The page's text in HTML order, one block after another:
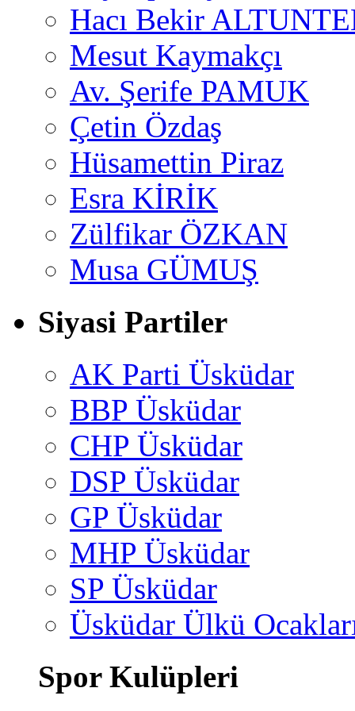
Hacı Bekir
Mesut Kaymakçı
Av. Şerife PAMUK
Çetin Özdaş
Hüsamettin Piraz
Esra KİRİK
Zülfikar ÖZKAN
Musa GÜMUŞ
Siyasi Partiler
AK Parti Üsküdar
BBP Üsküdar
CHP Üsküdar
DSP Üsküdar
GP Üsküdar
MHP Üsküdar
SP Üsküdar
Üsküdar Ülkü
Spor Kulüpleri